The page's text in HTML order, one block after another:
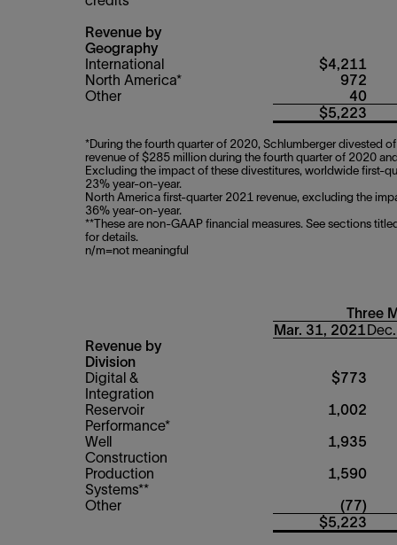
Revenue by
Geography
International
$4,211
North America*
972
Other
40
$5,223
*During the fourth quarter of 2020, Schlumberger divested
revenue of $285 million during the fourth quarter of 2020
Excluding the impact of these divestitures, worldwide first-
23% year-on-year.
North America first-quarter 2021 revenue, excluding the
36% year-on-year.
**These are non-GAAP financial measures. See sections
for details.
n/m=not meaningful
Three
Mar. 31, 2021
Revenue by
Division
Digital &
Integration
$773
Reservoir
Performance*
1,002
Well
Construction
1,935
Production
Systems**
1,590
Other
(77)
$5,223